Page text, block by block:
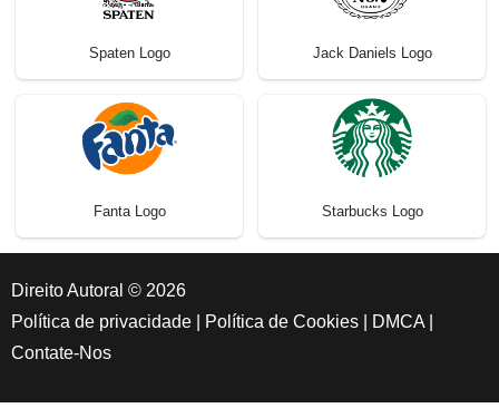
Spaten Logo Jack Daniels Logo
Fanta Logo Starbucks Logo
Direito Autoral © 2026
Política de privacidade
Política de Cookies DMCA
Contate-Nos